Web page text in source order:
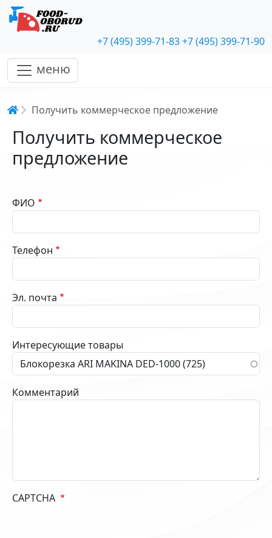
+7 (495) 399-71-83+7 (495) 399-71-90
меню
Строка навигации
Получить коммерческое предложение
Получить коммерческое
предложение
ФИО
Телефон
Эл. почта
Интересующие товары
Комментарий
CAPTCHA